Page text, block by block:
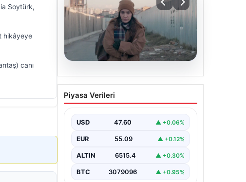
Soytürk,
hikâyeye
canı
05.08.2026
Türk sinemasında farklı bir
imza: Ceylan Özgün
Piyasa Verileri
USD 47.60 ▲ +0.06%
EUR 55.09 ▲ +0.12%
ALTIN 6515.4 ▲ +0.30%
BTC 3079096 ▲ +0.95%